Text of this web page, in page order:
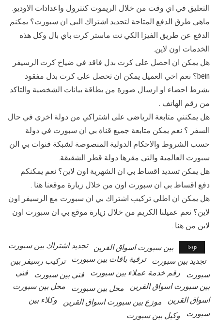
التعليق في اي وقت من خلال الريموت كنترول واعدادات الاوديو.
ماهي طرق الدفع المتاحة لتجديد اشتراك البي ان سبورت؟ يمكنم
الدفع عن طريق الفيزا الكي نت ماستر كرت باي بال وكل هذه
الخدمات اون لاين.
هل يمكن ان احصل على كرت بدل فاقد في ضياخ كرت الرسيفر
bein؟ نعم اخي العميل يمكن ان تحصل على كرت بدل مفقود
بشرط احضاء او ارسال صورة من بطاقة بيانات الشخصية والتاكد
من رقم الهاتف .
هل يمكنني متابعة الرياضى على اشتراكي من دولة اخرى في حال
السفر ؟ نعم يمكن متابعة جميع قناة بي ان سبورت في دولة
حسب الشروط والاحكام الدولية المنصوصة لشبكة قنوات بي الن
سبورت العالمية والتي مقرها دولة قطر الشقيقة.
هل يمكن تسديد اقساط بي ان الشهرية اون لاين؟ نعم يمكنكم
دفع اقساط بي ان سبورت اون من خلال زيارة موقعنا هنا .
هل يمكن ان اطلي تركيب اشتراك بي ان سبورت مع الرسيفر اون
لاين؟ نعم عميلنا الكريم من خلال زيارة موقع بي ان سبورت اون
لاين من هنا .
Tags بين سبورت اسواق القرين
تجديد اشتراك بين سبورت
تجديد بين سبورت
ترقية باقات بين سبورت
تركيب رسيفر بين
سبورت
رقم خدمة عملاء بين سبورت فني بين سبورت
فني
بين سبورت اسواق القرين
محل بين سبورت
محل بين سبورت
اسواق القرين
موزع بين سبورت اسواق القرين
وكلاء بين
سبورت
وكيل بين سبورت